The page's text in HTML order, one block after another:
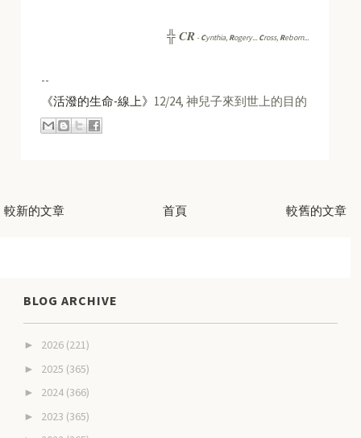
╬CR -Cynthia, Rogery... Cross, Reborn...
--
《活潑的生命-線上》 12/24, 神兒子來到世上的目的
較新的文章 較舊的文章
首頁
BLOG ARCHIVE
► 2026 (221)
► 2025 (365)
► 2024 (366)
► 2023 (365)